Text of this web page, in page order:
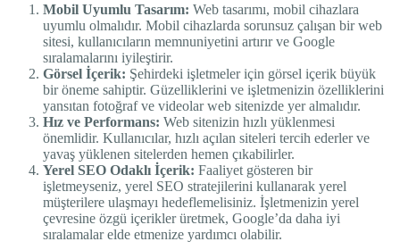
Mobil Uyumlu Tasarım: Web tasarımı, mobil cihazlara
uyumlu olmalıdır. Mobil cihazlarda sorunsuz çalışan bir web
sitesi, kullanıcıların memnuniyetini artırır ve Google
sıralamalarını iyileştirir.
Görsel İçerik: Şehirdeki işletmeler için görsel içerik büyük
bir öneme sahiptir. Güzelliklerini ve işletmenizin özelliklerini
yansıtan fotoğraf ve videolar web sitenizde yer almalıdır.
Hız ve Performans: Web sitenizin hızlı yüklenmesi
önemlidir. Kullanıcılar, hızlı açılan siteleri tercih ederler ve
yavaş yüklenen sitelerden hemen çıkabilirler.
Yerel SEO Odaklı İçerik: Faaliyet gösteren bir
işletmeyseniz, yerel SEO stratejilerini kullanarak yerel
müşterilere ulaşmayı hedeflemelisiniz. İşletmenizin yerel
çevresine özgü içerikler üretmek, Google’da daha iyi
sıralamalar elde etmenize yardımcı olabilir.